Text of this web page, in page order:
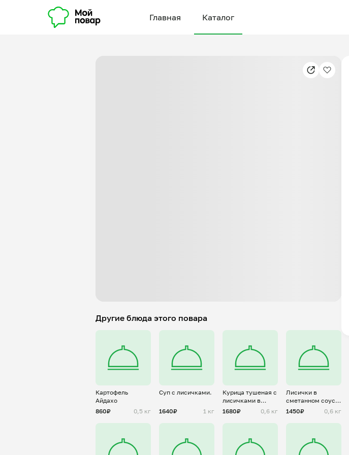
Главная Каталог
Другие блюда этого повара
Картофель
Айдахо
860₽
0,5 кг
Суп с лисичками.
1640₽ 1 кг
Курица тушеная с
лисичками в
сметанном соусе
1680₽ 0,6 кг
Лисички в
сметанном соусе
с картофелем
1450₽ 0,6 кг